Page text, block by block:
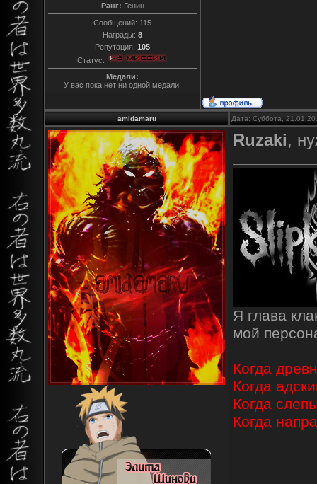
Ранг: Генин
Сообщений: 115
Награды: 8
Репутация: 105
Статус:
Медали:
У вас пока нет ни одной медали.
amidamaru Дата: Суббота,
Ruzaki,
Я глава
мой
Когда
Когда
Когда
Когда